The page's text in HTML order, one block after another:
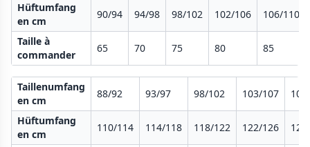
Hüftumfang
en cm
90/94 94/98 98/102 102/106 106/110
Taille à
commander
65 70 75 80 85
Taillenumfang
en cm
88/92 93/97 98/102 103/107
Hüftumfang
en cm
110/114 114/118 118/122 122/126